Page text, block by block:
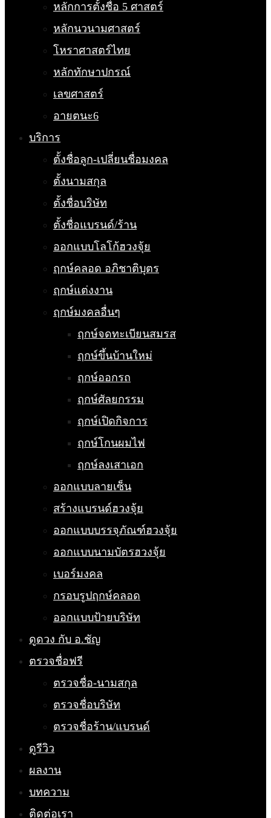
หลักการตั้งชื่อ 5 ศาสตร์
หลักนวนามศาสตร์
โหราศาสตร์ไทย
หลักทักษาปกรณ์
เลขศาสตร์
อายตนะ6
บริการ
ตั้งชื่อลูก-เปลี่ยนชื่อมงคล
ตั้งนามสกุล
ตั้งชื่อบริษัท
ตั้งชื่อแบรนด์/ร้าน
ออกแบบโลโก้ฮวงจุ้ย
ฤกษ์คลอด อภิชาติบุตร
ฤกษ์แต่งงาน
ฤกษ์มงคลอื่นๆ
ฤกษ์จดทะเบียนสมรส
ฤกษ์ขึ้นบ้านใหม่
ฤกษ์ออกรถ
ฤกษ์ศัลยกรรม
ฤกษ์เปิดกิจการ
ฤกษ์โกนผมไฟ
ฤกษ์ลงเสาเอก
ออกแบบลายเซ็น
สร้างแบรนด์ฮวงจุ้ย
ออกแบบบรรจุภัณฑ์ฮวงจุ้ย
ออกแบบนามบัตรฮวงจุ้ย
เบอร์มงคล
กรอบรูปฤกษ์คลอด
ออกแบบป้ายบริษัท
ดูดวง กับ อ.ชัญ
ตรวจชื่อฟรี
ตรวจชื่อ-นามสกุล
ตรวจชื่อบริษัท
ตรวจชื่อร้าน/แบรนด์
ดูรีวิว
ผลงาน
บทความ
ติดต่อเรา